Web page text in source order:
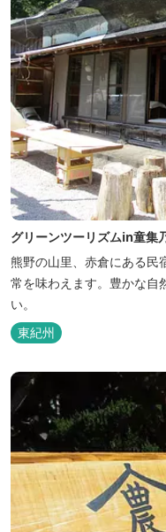
グリーンツーリズムin童集
熊野の山里、赤倉にある民
常を味わえます。豊かな自
い。
東紀州